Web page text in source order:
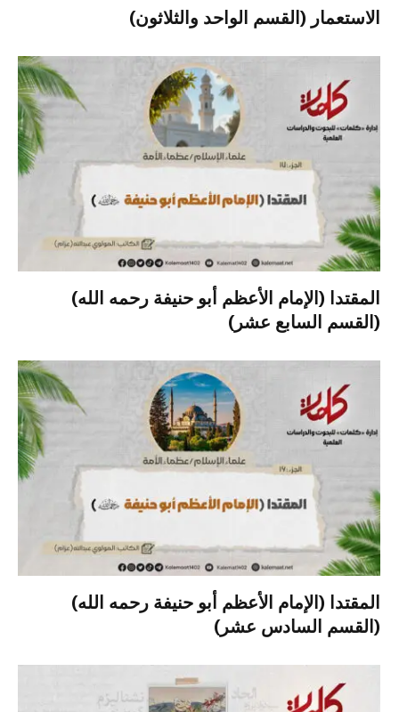
الاستعمار (القسم الواحد والثلاثون)
المقتدا (الإمام الأعظم أبو حنيفة رحمه الله)
(القسم السابع عشر)
المقتدا (الإمام الأعظم أبو حنيفة رحمه الله)
(القسم السادس عشر)